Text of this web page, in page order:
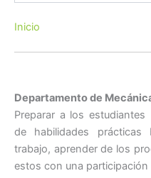
Inicio
Departamento de
Preparar a los
de habilidades prácticas
trabajo, aprender de los
estos con una participación